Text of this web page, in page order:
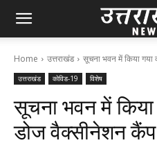
Home उत्तराखंड सूचना भवन में किया
उत्तराखंड कोविड-19 विशेष
सूचना भवन में किया
डोज वैक्सीनेशन